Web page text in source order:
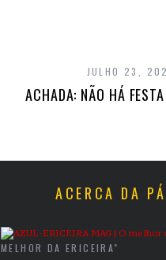
JULHO 23,
ACHADA: NÃO HÁ
ACERCA DA
MELHOR DA ERICEIRA"